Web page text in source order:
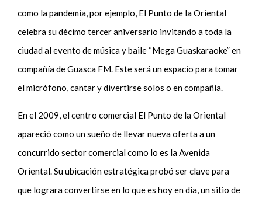
como la pandemia, por ejemplo, El Punto de la Oriental
celebra su décimo tercer aniversario invitando a toda la
ciudad al evento de música y baile “Mega Guaskaraoke” en
compañía de Guasca FM. Este será un espacio para tomar
el micrófono, cantar y divertirse solos o en compañía.
En el 2009, el centro comercial El Punto de la Oriental
apareció como un sueño de llevar nueva oferta a un
concurrido sector comercial como lo es la Avenida
Oriental. Su ubicación estratégica probó ser clave para
que lograra convertirse en lo que es hoy en día, un sitio de